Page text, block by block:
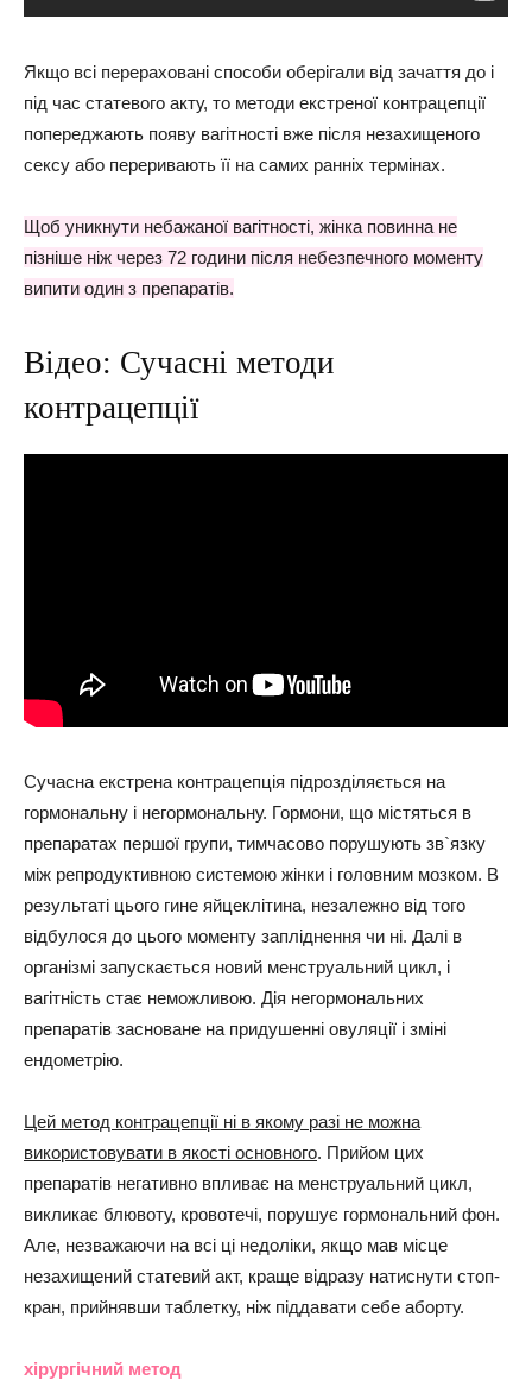
Якщо всі перераховані способи оберігали від зачаття до і
під час статевого акту, то методи екстреної контрацепції
попереджають появу вагітності вже після незахищеного
сексу або переривають її на самих ранніх термінах.
Щоб уникнути небажаної вагітності, жінка повинна не
пізніше ніж через 72 години після небезпечного моменту
випити один з препаратів.
Відео: Сучасні методи
контрацепції
Сучасна екстрена контрацепція підрозділяється на
гормональну і негормональну. Гормони, що містяться в
препаратах першої групи, тимчасово порушують зв`язку
між репродуктивною системою жінки і головним мозком. В
результаті цього гине яйцеклітина, незалежно від того
відбулося до цього моменту запліднення чи ні. Далі в
організмі запускається новий менструальний цикл, і
вагітність стає неможливою. Дія негормональних
препаратів засноване на придушенні овуляції і зміні
ендометрію.
Цей метод контрацепції ні в якому разі не можна
використовувати в якості основного. Прийом цих
препаратів негативно впливає на менструальний цикл,
викликає блювоту, кровотечі, порушує гормональний фон.
Але, незважаючи на всі ці недоліки, якщо мав місце
незахищений статевий акт, краще відразу натиснути стоп-
кран, прийнявши таблетку, ніж піддавати себе аборту.
хірургічний метод